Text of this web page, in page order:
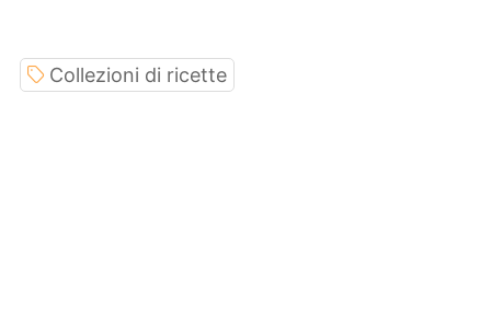
Collezioni di ricette